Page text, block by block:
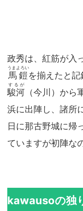
政秀は、紅筋が入
馬鎧
うまよろい
を揃えたと
駿河
するが
（今川）か
浜に出陣し、諸所
日に那古野城に帰
ていますが初陣な
kawausoの独